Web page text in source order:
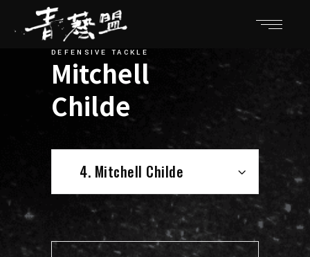
DEFENSIVE TACKLE
Mitchell
Childe
4. Mitchell Childe